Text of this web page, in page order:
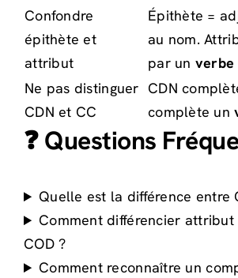
Confondre
épithète et
attribut
Épithète =
au nom.
par un verbe
Ne pas distinguer
CDN et CC
CDN
complète un
❓ Questions
Quelle est la différence entre
Comment différencier
COD ?
Comment reconnaître un